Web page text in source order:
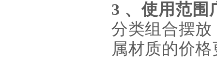
3 、使用范围
分类组合摆
属材质的价